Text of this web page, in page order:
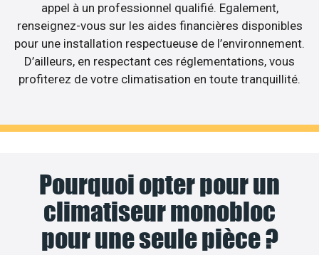
appel à un professionnel qualifié. Egalement,
renseignez-vous sur les aides financières disponibles
pour une installation respectueuse de l’environnement.
D’ailleurs, en respectant ces réglementations, vous
profiterez de votre climatisation en toute tranquillité.
Pourquoi opter pour un
climatiseur monobloc
pour une seule pièce ?